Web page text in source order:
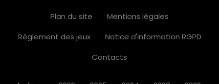
Plan du site
Mentions légales
Règlement des jeux
Notice d'information RGPD
Contacts